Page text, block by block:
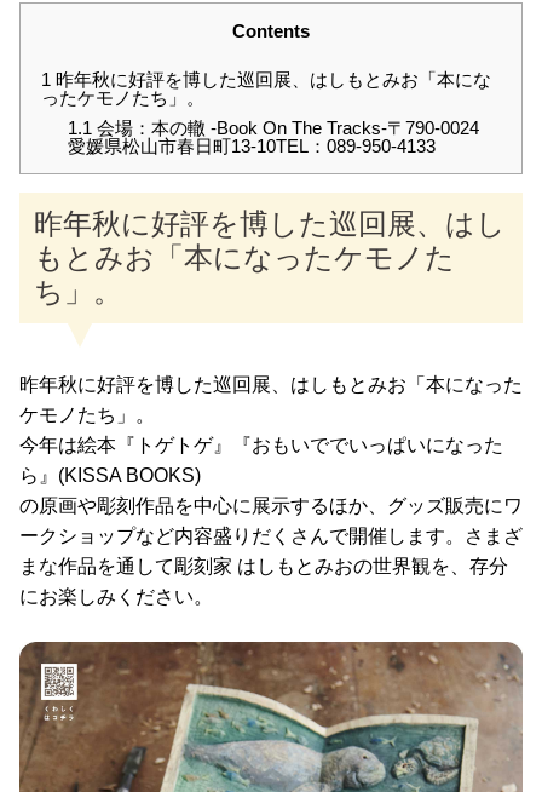
Contents
1 昨年秋に好評を博した巡回展、はしもとみお「本にな
ったケモノたち」。
1.1 会場：本の轍 -Book On The Tracks-〒790-0024
愛媛県松山市春日町13-10TEL：089-950-4133
昨年秋に好評を博した巡回展、はし
もとみお「本になったケモノた
ち」。
昨年秋に好評を博した巡回展、はしもとみお「本になった
ケモノたち」。
今年は絵本『トゲトゲ』『おもいででいっぱいになった
ら』(KISSA BOOKS)
の原画や彫刻作品を中心に展示するほか、グッズ販売にワ
ークショップなど内容盛りだくさんで開催します。さまざ
まな作品を通して彫刻家 はしもとみおの世界観を、存分
にお楽しみください。